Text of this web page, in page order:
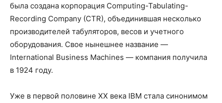
была создана корпорация Computing-Tabulating-
Recording Company (CTR), объединившая несколько
производителей табуляторов, весов и учетного
оборудования. Свое нынешнее название —
International Business Machines — компания получила
в 1924 году.
Уже в первой половине XX века IBM стала синонимом